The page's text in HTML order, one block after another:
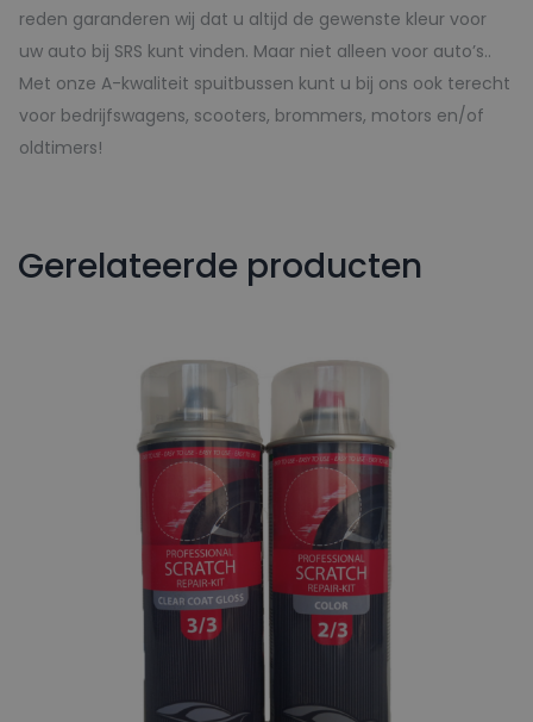
reden garanderen wij dat u altijd de gewenste kleur voor
uw auto bij SRS kunt vinden. Maar niet alleen voor auto’s..
Met onze A-kwaliteit spuitbussen kunt u bij ons ook terecht
voor bedrijfswagens, scooters, brommers, motors en/of
oldtimers!
Gerelateerde producten